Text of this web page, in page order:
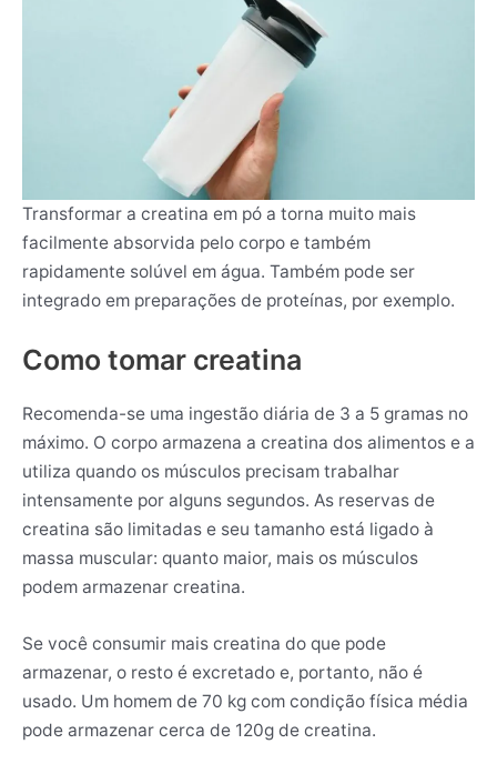
Transformar a creatina em pó a torna muito mais
facilmente absorvida pelo corpo e também
rapidamente solúvel em água. Também pode ser
integrado em preparações de proteínas, por exemplo.
Como tomar creatina
Recomenda-se uma ingestão diária de 3 a 5 gramas no
máximo. O corpo armazena a creatina dos alimentos e a
utiliza quando os músculos precisam trabalhar
intensamente por alguns segundos. As reservas de
creatina são limitadas e seu tamanho está ligado à
massa muscular: quanto maior, mais os músculos
podem armazenar creatina.
Se você consumir mais creatina do que pode
armazenar, o resto é excretado e, portanto, não é
usado. Um homem de 70 kg com condição física média
pode armazenar cerca de 120g de creatina.